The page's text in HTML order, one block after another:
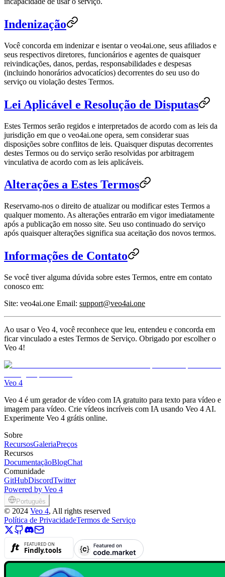
Indenização
Você concorda em indenizar e isentar o veo4ai.one, seus afiliados e
seus respectivos diretores, funcionários e agentes de quaisquer
reivindicações, danos, perdas, responsabilidades e despesas
(incluindo honorários advocatícios) decorrentes do seu uso do
serviço ou violação destes Termos.
Lei Aplicável e Resolução de Disputas
Estes Termos serão regidos e interpretados de acordo com as leis da
jurisdição em que o veo4ai.one opera, sem considerar suas
disposições sobre conflitos de leis. Quaisquer disputas decorrentes
destes Termos ou do serviço serão resolvidas por arbitragem
vinculativa de acordo com as leis aplicáveis.
Alterações a Estes Termos
Reservamo-nos o direito de atualizar ou modificar estes Termos a
qualquer momento. As alterações entrarão em vigor imediatamente
após a publicação em nosso site. Seu uso continuado do serviço
após quaisquer alterações significa sua aceitação dos novos termos.
Informações de Contato
Se você tiver alguma dúvida sobre estes Termos, entre em contato
conosco em:
Site: veo4ai.one Email: support@veo4ai.one
Ao usar o Veo 4, você reconhece que leu, entendeu e concorda em
ficar vinculado a estes Termos de Serviço. Obrigado por escolher o
Veo 4!
Veo 4
Veo 4 é um gerador de vídeo com IA gratuito para texto para vídeo e
imagem para vídeo. Crie vídeos incríveis com IA usando Veo 4 AI.
Experimente Veo 4 grátis online.
Sobre
RecursosGaleriaPreços
Recursos
DocumentaçãoBlogChat
Comunidade
GitHubDiscordTwitter
Powered by Veo 4
Português
© 2024 Veo 4, All rights reserved
Política de PrivacidadeTermos de Serviço